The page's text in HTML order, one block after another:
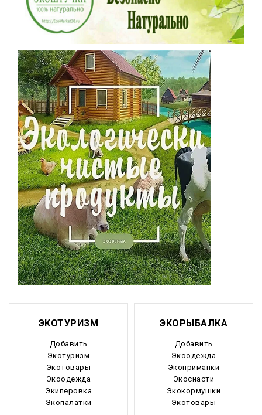
ЭКОТУРИЗМ
Добавить
Экотуризм
Экотовары
Экоодежда
Экиперовка
Экопалатки
ЭКОРЫБАЛКА
Добавить
Экоодежда
Экоприманки
Экоснасти
Экокормушки
Экотовары